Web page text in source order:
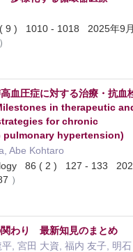
9 ) 1010 - 1018 2025年9
）
血圧症に対する治療・抗血
in therapeutic
for chronic
hypertension)
Abe Kohtaro
86 ( 2 ) 127 - 133
）
関わり 最新知見のまとめ
, 宮田 大資, 福内 友子, 明